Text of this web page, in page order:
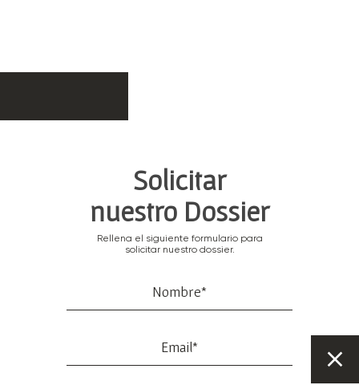
Solicitar
nuestro Dossier
Rellena el siguiente formulario para
solicitar nuestro dossier.